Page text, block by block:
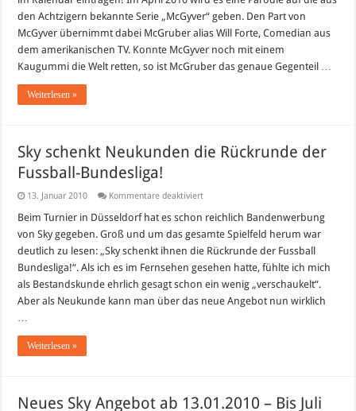
im
Kino
den Achtzigern bekannte Serie „McGyver“ geben. Den Part von
McGyver übernimmt dabei McGruber alias Will Forte, Comedian aus
dem amerikanischen TV. Konnte McGyver noch mit einem
Kaugummi die Welt retten, so ist McGruber das genaue Gegenteil …
Weiterlesen »
Sky schenkt Neukunden die Rückrunde der
Fussball-Bundesliga!
13. Januar 2010 Kommentare deaktiviertfür
schenkt
die
Rückrunde
der
Fussball-
Beim Turnier in Düsseldorf hat es schon reichlich Bandenwerbung
von Sky gegeben. Groß und um das gesamte Spielfeld herum war
deutlich zu lesen: „Sky schenkt ihnen die Rückrunde der Fussball
Bundesliga!“. Als ich es im Fernsehen gesehen hatte, fühlte ich mich
als Bestandskunde ehrlich gesagt schon ein wenig „verschaukelt“.
Aber als Neukunde kann man über das neue Angebot nun wirklich
Weiterlesen »
Neues Sky Angebot ab 13.01.2010 – Bis Juli